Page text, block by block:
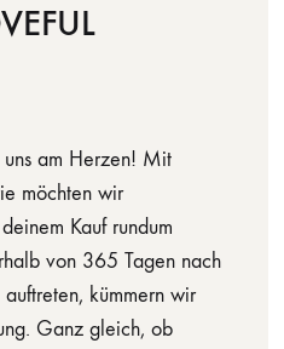
am Herzen! Mit
möchten wir
Kauf rundum
von 365 Tagen nach
kümmern wir
Ganz gleich, ob